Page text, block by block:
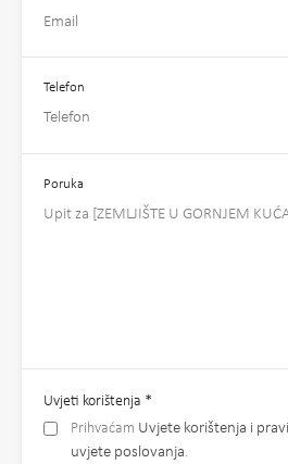
Telefon
Poruka
Uvjeti korištenja *
Prihvaćam Uvjete korištenja i
uvjete poslovanja.